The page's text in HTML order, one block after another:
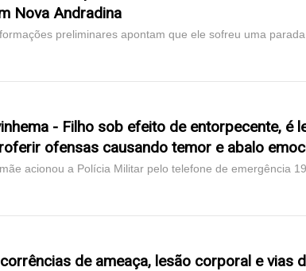
Nova Andradina
preliminares apontam que ele sofreu uma
- Filho sob efeito de entorpecente, é
ofensas causando temor e abalo
acionou a Polícia Militar pelo telefone de emergência
de ameaça, lesão corporal e vias